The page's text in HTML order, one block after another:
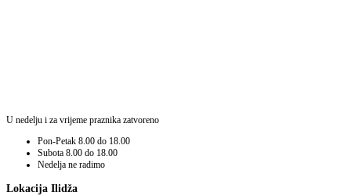
U nedelju i za vrijeme praznika zatvoreno
Pon-Petak 8.00 do 18.00
Subota 8.00 do 18.00
Nedelja ne radimo
Lokacija Ilidža